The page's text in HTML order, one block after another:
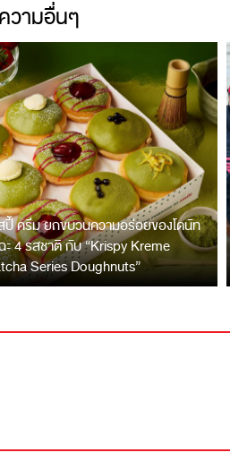
วามอื่นๆ
ปี้ ครีม ยกขบวนความอร่อยของโดนัท
ะ 4 รสชาติ กับ “Krispy Kreme
Series Doughnuts”